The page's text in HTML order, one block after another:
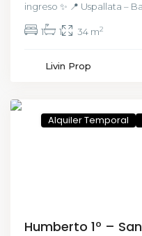
ingreso ✨ 📍 Uspallata –
1 1 34 m2
Livin Prop
Alquiler Temporal
Humberto 1º –